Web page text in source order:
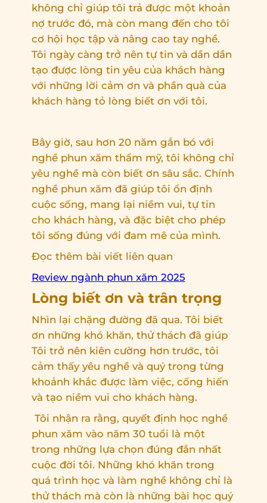
không chỉ giúp tôi trả được một khoản
nợ trước đó, mà còn mang đến cho tôi
cơ hội học tập và nâng cao tay nghề.
Tôi ngày càng trở nên tự tin và dần dần
tạo được lòng tin yêu của khách hàng
với những lời cảm ơn và phần quà của
khách hàng tỏ lòng biết ơn với tôi.
Bây giờ, sau hơn 20 năm gắn bó với
nghề phun xăm thẩm mỹ, tôi không chỉ
yêu nghề mà còn biết ơn sâu sắc. Chính
nghề phun xăm đã giúp tôi ổn định
cuộc sống, mang lại niềm vui, tự tin
cho khách hàng, và đặc biệt cho phép
tôi sống đúng với đam mê của mình.
Đọc thêm bài viết liên quan
Review ngành phun xăm 2025
Lòng biết ơn và trân trọng
Nhìn lại chặng đường đã qua. Tôi biết
ơn những khó khăn, thử thách đã giúp
Tôi trở nên kiên cường hơn trước, tôi
cảm thấy yêu nghề và quý trọng từng
khoảnh khắc được làm việc, cống hiến
và tạo niềm vui cho khách hàng.
Tôi nhận ra rằng, quyết định học nghề
phun xăm vào năm 30 tuổi là một
trong những lựa chọn đúng đắn nhất
cuộc đời tôi. Những khó khăn trong
quá trình học và làm nghề không chỉ là
thử thách mà còn là những bài học quý